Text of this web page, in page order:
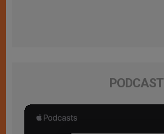
PODCAST